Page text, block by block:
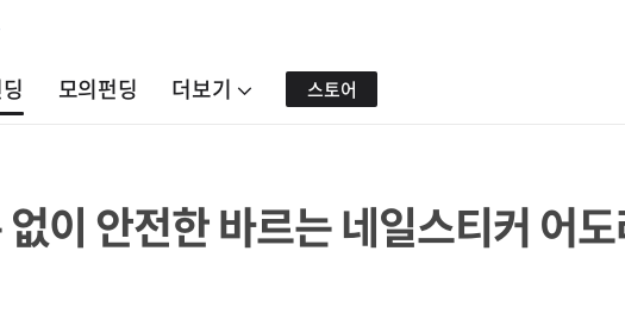
모의펀딩 더보기 스토어
이 안전한 바르는 네일스티커 어